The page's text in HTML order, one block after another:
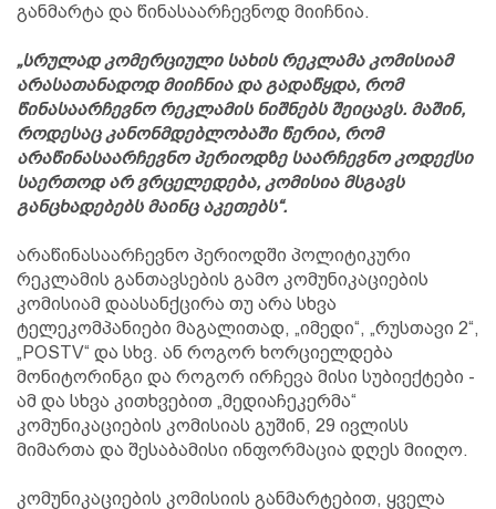
განმარტა და წინასაარჩევნოდ მიიჩნია.
„სრულად კომერციული სახის რეკლამა კომისიამ
არასათანადოდ მიიჩნია და გადაწყდა, რომ
წინასაარჩევნო რეკლამის ნიშნებს შეიცავს. მაშინ,
როდესაც კანონმდებლობაში წერია, რომ
არაწინასაარჩევნო პერიოდზე საარჩევნო კოდექსი
საერთოდ არ ვრცელედება, კომისია მსგავს
განცხადებებს მაინც აკეთებს“.
არაწინასაარჩევნო პერიოდში პოლიტიკური
რეკლამის განთავსების გამო კომუნიკაციების
კომისიამ დაასანქცირა თუ არა სხვა
ტელეკომპანიები მაგალითად, „იმედი“, „რუსთავი 2“,
„POSTV“ და სხვ. ან როგორ ხორციელდება
მონიტორინგი და როგორ ირჩევა მისი სუბიექტები -
ამ და სხვა კითხვებით „მედიაჩეკერმა“
კომუნიკაციების კომისიას გუშინ, 29 ივლისს
მიმართა და შესაბამისი ინფორმაცია დღეს მიიღო.
კომუნიკაციების კომისიის განმარტებით, ყველა